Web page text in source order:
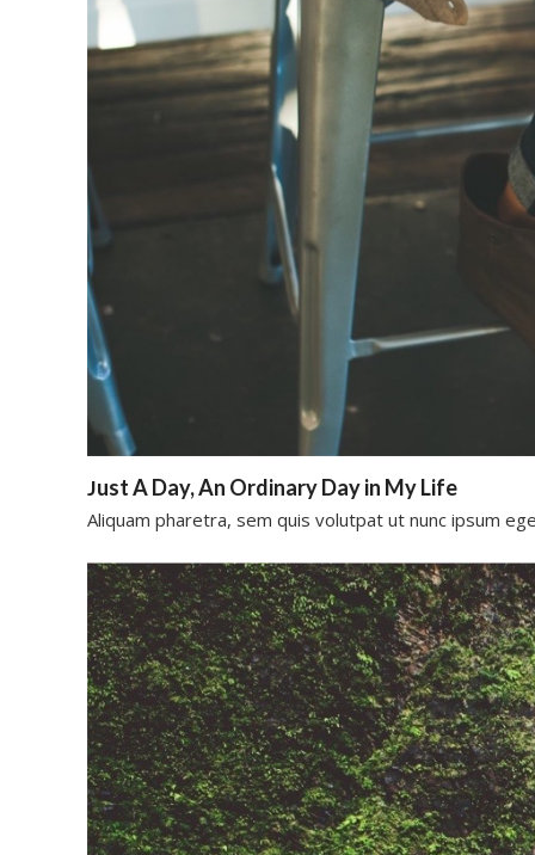
Just A Day, An Ordinary Day in My Life
Aliquam pharetra, sem quis volutpat ut nunc ipsum